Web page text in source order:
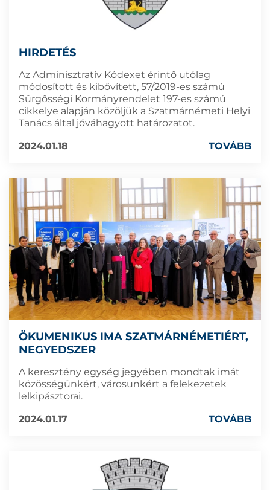
HIRDETÉS
Az Adminisztratív Kódexet érintő utólag
módosított és kibővített, 57/2019-es számú
Sürgősségi Kormányrendelet 197-es számú
cikkelye alapján közöljük a Szatmárnémeti Helyi
Tanács által jóváhagyott határozatot.
2024.01.18
TOVÁBB
ÖKUMENIKUS IMA SZATMÁRNÉMETIÉRT,
NEGYEDSZER
A keresztény egység jegyében mondtak imát
közösségünkért, városunkért a felekezetek
lelkipásztorai.
2024.01.17
TOVÁBB